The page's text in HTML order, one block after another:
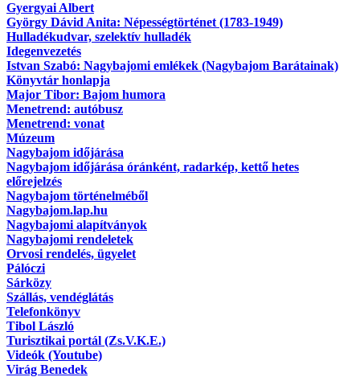
Gyergyai Albert
György Dávid Anita: Népességtörténet (1783-1949)
Hulladékudvar, szelektív hulladék
Idegenvezetés
Istvan Szabó: Nagybajomi emlékek (Nagybajom Barátainak)
Könyvtár honlapja
Major Tibor: Bajom humora
Menetrend: autóbusz
Menetrend: vonat
Múzeum
Nagybajom időjárása
Nagybajom időjárása óránként, radarkép, kettő hetes
előrejelzés
Nagybajom történelméből
Nagybajom.lap.hu
Nagybajomi alapítványok
Nagybajomi rendeletek
Orvosi rendelés, ügyelet
Pálóczi
Sárközy
Szállás, vendéglátás
Telefonkönyv
Tibol László
Turisztikai portál (Zs.V.K.E.)
Videók (Youtube)
Virág Benedek